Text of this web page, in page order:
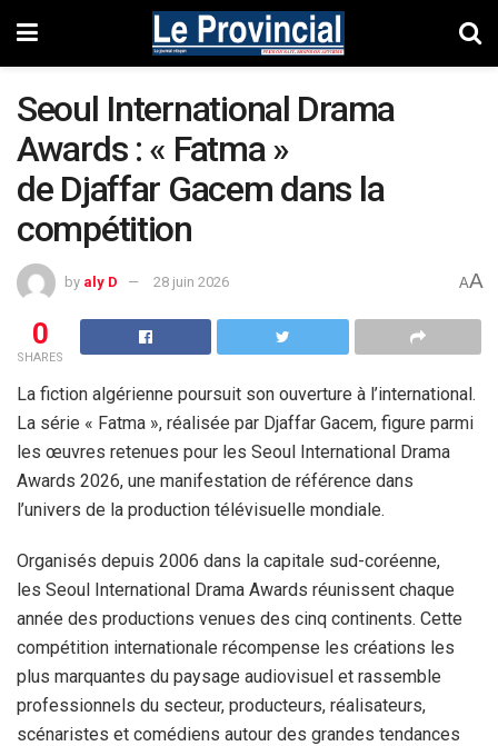
Seoul International Drama
Awards : « Fatma »
de Djaffar Gacem dans la
compétition
by aly D 28 juin 2026 AA
0
SHARES
La fiction algérienne poursuit son ouverture à l’international.
La série « Fatma », réalisée par Djaffar Gacem, figure parmi
les œuvres retenues pour les Seoul International Drama
Awards 2026, une manifestation de référence dans
l’univers de la production télévisuelle mondiale.
Organisés depuis 2006 dans la capitale sud-coréenne,
les Seoul International Drama Awards réunissent chaque
année des productions venues des cinq continents. Cette
compétition internationale récompense les créations les
plus marquantes du paysage audiovisuel et rassemble
professionnels du secteur, producteurs, réalisateurs,
scénaristes et comédiens autour des grandes tendances